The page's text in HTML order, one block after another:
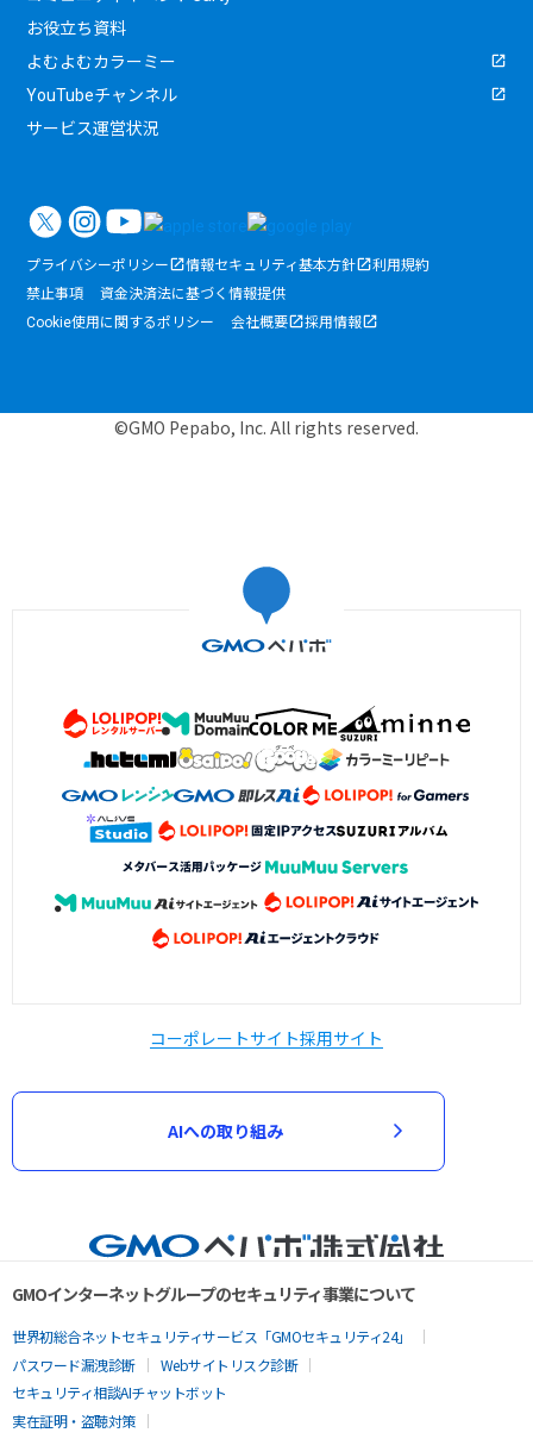
お役立ち資料
よむよむカラーミー
YouTubeチャンネル
サービス運営状況
プライバシーポリシー 情報セキュリティ基本方針
利用規約
禁止事項
資金決済法に基づく情報提供
Cookie使用に関するポリシー
会社概要 採用情報
©GMO Pepabo, Inc. All rights reserved.
コーポレートサイト採用サイト
AIへの取り組み
GMOインターネットグループのセキュリティ事業について
世界初総合ネットセキュリティサービス「GMOセキュリティ24」
パスワード漏洩診断
Webサイトリスク診断
セキュリティ相談AIチャットボット
実在証明・盗聴対策